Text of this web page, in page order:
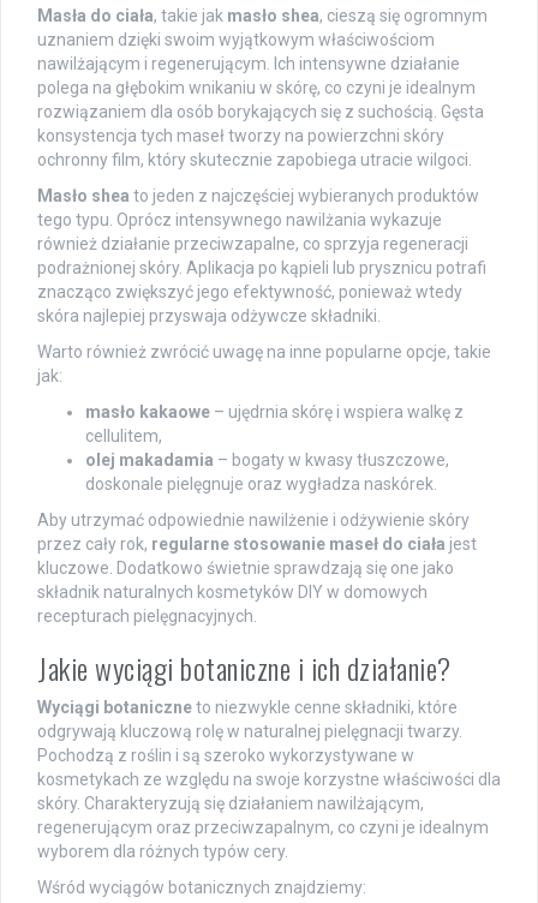
Masła do ciała, takie jak masło shea, cieszą się ogromnym
uznaniem dzięki swoim wyjątkowym właściwościom
nawilżającym i regenerującym. Ich intensywne działanie
polega na głębokim wnikaniu w skórę, co czyni je idealnym
rozwiązaniem dla osób borykających się z suchością. Gęsta
konsystencja tych maseł tworzy na powierzchni skóry
ochronny film, który skutecznie zapobiega utracie wilgoci.
Masło shea to jeden z najczęściej wybieranych produktów
tego typu. Oprócz intensywnego nawilżania wykazuje
również działanie przeciwzapalne, co sprzyja regeneracji
podrażnionej skóry. Aplikacja po kąpieli lub prysznicu potrafi
znacząco zwiększyć jego efektywność, ponieważ wtedy
skóra najlepiej przyswaja odżywcze składniki.
Warto również zwrócić uwagę na inne popularne opcje, takie
jak:
masło kakaowe – ujędrnia skórę i wspiera walkę z
cellulitem,
olej makadamia – bogaty w kwasy tłuszczowe,
doskonale pielęgnuje oraz wygładza naskórek.
Aby utrzymać odpowiednie nawilżenie i odżywienie skóry
przez cały rok, regularne stosowanie maseł do ciała jest
kluczowe. Dodatkowo świetnie sprawdzają się one jako
składnik naturalnych kosmetyków DIY w domowych
recepturach pielęgnacyjnych.
Jakie wyciągi botaniczne i ich działanie?
Wyciągi botaniczneto niezwykle cenne składniki, które
odgrywają kluczową rolę w naturalnej pielęgnacji twarzy.
Pochodzą z roślin i są szeroko wykorzystywane w
kosmetykach ze względu na swoje korzystne właściwości dla
skóry. Charakteryzują się działaniem nawilżającym,
regenerującym oraz przeciwzapalnym, co czyni je idealnym
wyborem dla różnych typów cery.
Wśród wyciągów botanicznych znajdziemy: